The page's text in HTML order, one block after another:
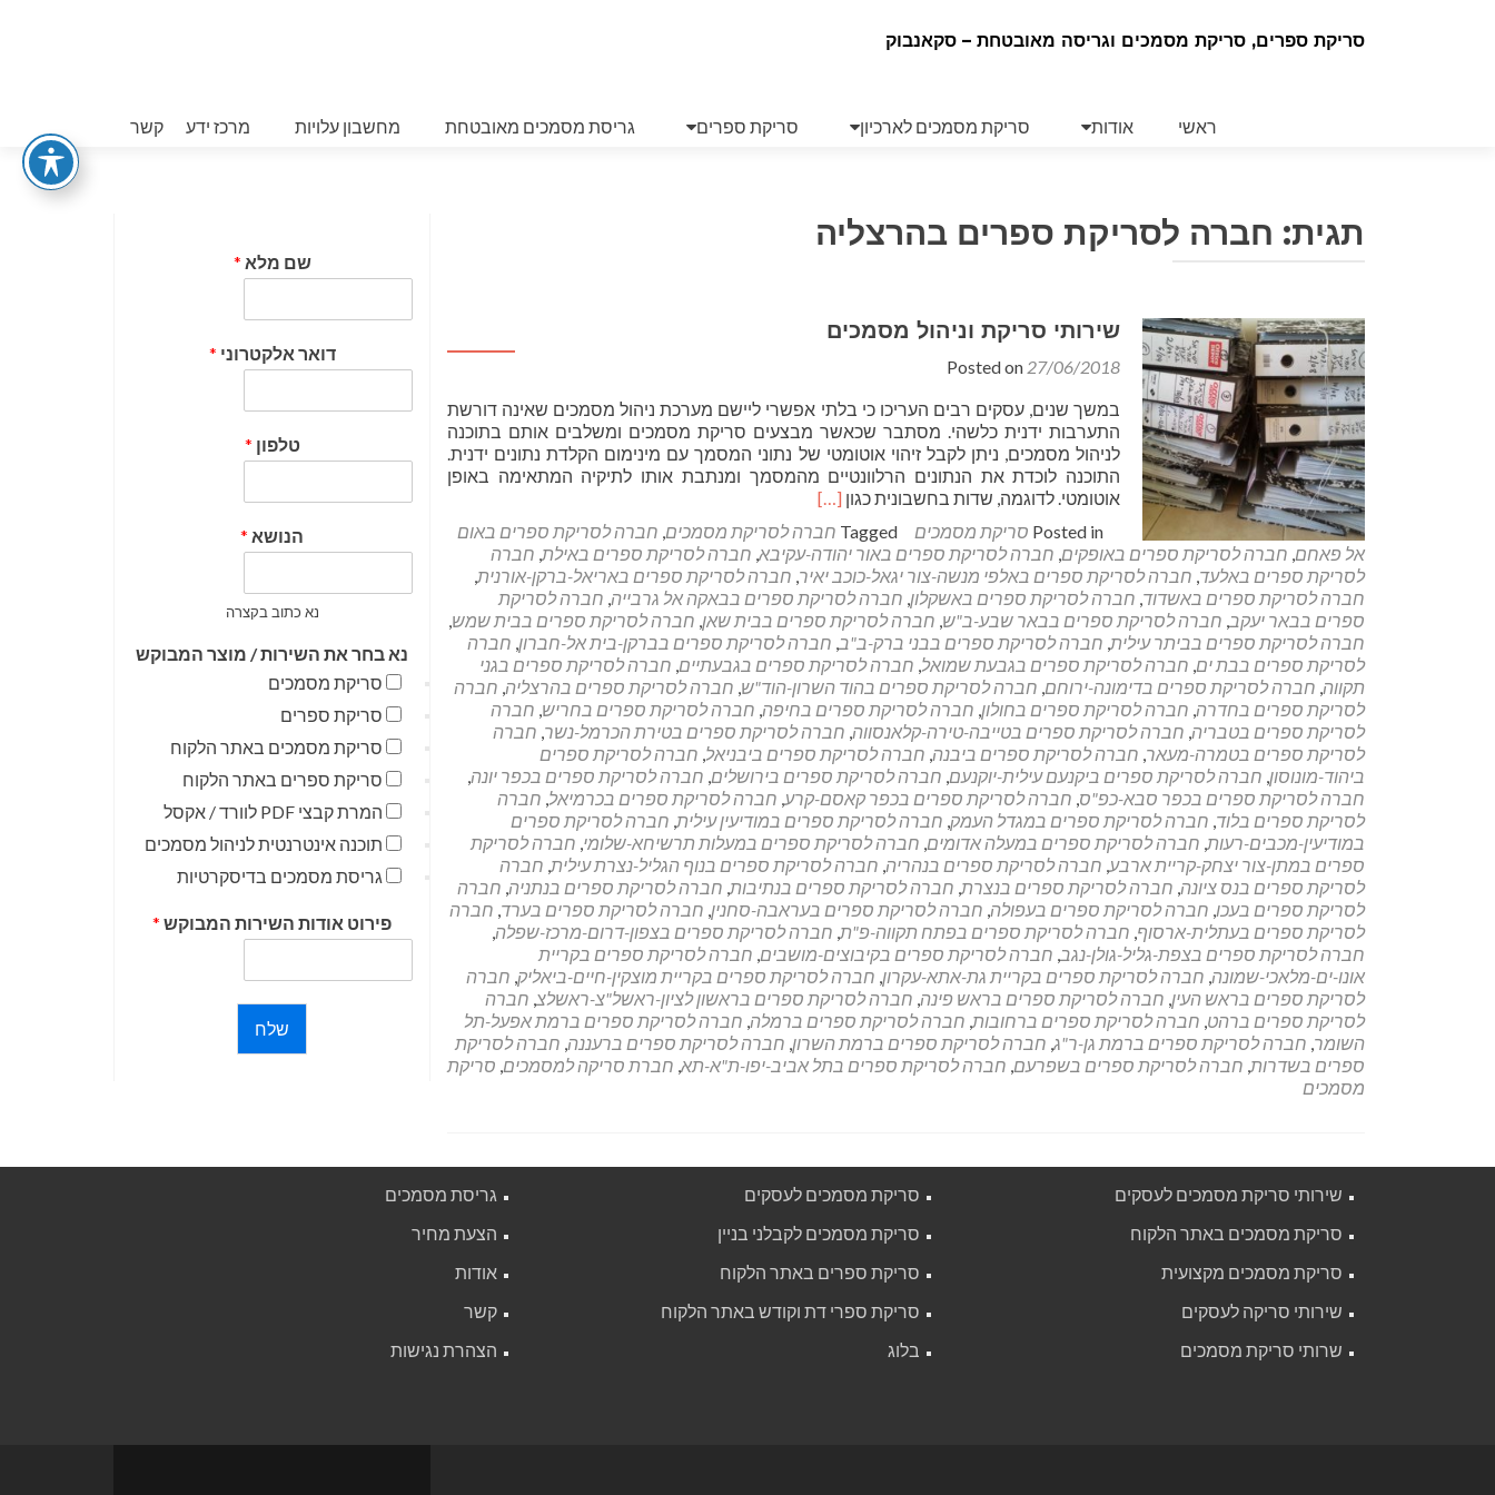
סריקת ספרים, סריקת מסמכים וגריסה מאובטחת – סקאנבוק
to
ראשי אודות סריקת מסמכים לארכיון סריקת ספרים גריסת מסמכים מאובטחת מחשבון עלויות מרכז ידע קשר
תגית: חברה לסריקת ספרים בהרצליה
שירותי סריקת וניהול מסמכים
Posted on 27/06/2018
במשך שנים, עסקים רבים העריכו כי בלתי אפשרי ליישם מערכת ניהול מסמכים שאינה דורשת
התערבות ידנית כלשהי. מסתבר שכאשר מבצעים סריקת מסמכים ומשלבים אותם בתוכנה
לניהול מסמכים, ניתן לקבל זיהוי אוטומטי של נתוני המסמך עם מינימום הקלדת נתונים ידנית.
התוכנה לוכדת את הנתונים הרלוונטיים מהמסמך ומנתבת אותו לתיקיה המתאימה באופן
אוטומטי. לדוגמה, שדות בחשבונית כגון Read
about
שירותי
סריקת
וניהול
מסמכים
[…]
Posted in סריקת מסמכים Tagged חברה לסריקת מסמכים, חברה לסריקת ספרים באום
אל פאחם, חברה לסריקת ספרים באופקים, חברה לסריקת ספרים באור יהודה-עקיבא, חברה לסריקת ספרים באילת, חברה
לסריקת ספרים באלעד, חברה לסריקת ספרים באלפי מנשה-צור יגאל-כוכב יאיר, חברה לסריקת ספרים באריאל-ברקן-אורנית,
חברה לסריקת ספרים באשדוד, חברה לסריקת ספרים באשקלון, חברה לסריקת ספרים בבאקה אל גרבייה, חברה לסריקת
ספרים בבאר יעקב, חברה לסריקת ספרים בבאר שבע-ב"ש, חברה לסריקת ספרים בבית שאן, חברה לסריקת ספרים בבית שמש,
חברה לסריקת ספרים בביתר עילית, חברה לסריקת ספרים בבני ברק-ב"ב, חברה לסריקת ספרים בברקן-בית אל-חברון, חברה
לסריקת ספרים בבת ים, חברה לסריקת ספרים בגבעת שמואל, חברה לסריקת ספרים בגבעתיים, חברה לסריקת ספרים בגני
תקווה, חברה לסריקת ספרים בדימונה-ירוחם, חברה לסריקת ספרים בהוד השרון-הוד"ש, חברה לסריקת ספרים בהרצליה, חברה
לסריקת ספרים בחדרה, חברה לסריקת ספרים בחולון, חברה לסריקת ספרים בחיפה, חברה לסריקת ספרים בחריש, חברה
לסריקת ספרים בטבריה, חברה לסריקת ספרים בטייבה-טירה-קלאנסווה, חברה לסריקת ספרים בטירת הכרמל-נשר, חברה
לסריקת ספרים בטמרה-מעאר, חברה לסריקת ספרים ביבנה, חברה לסריקת ספרים ביבניאל, חברה לסריקת ספרים
ביהוד-מונוסון, חברה לסריקת ספרים ביקנעם עילית-יוקנעם, חברה לסריקת ספרים בירושלים, חברה לסריקת ספרים בכפר יונה,
חברה לסריקת ספרים בכפר סבא-כפ"ס, חברה לסריקת ספרים בכפר קאסם-קרע, חברה לסריקת ספרים בכרמיאל, חברה
לסריקת ספרים בלוד, חברה לסריקת ספרים במגדל העמק, חברה לסריקת ספרים במודיעין עילית, חברה לסריקת ספרים
במודיעין-מכבים-רעות, חברה לסריקת ספרים במעלה אדומים, חברה לסריקת ספרים במעלות תרשיחא-שלומי, חברה לסריקת
ספרים במתן-צור יצחק-קריית ארבע, חברה לסריקת ספרים בנהריה, חברה לסריקת ספרים בנוף הגליל-נצרת עילית, חברה
לסריקת ספרים בנס ציונה, חברה לסריקת ספרים בנצרת, חברה לסריקת ספרים בנתיבות, חברה לסריקת ספרים בנתניה, חברה
לסריקת ספרים בעכו, חברה לסריקת ספרים בעפולה, חברה לסריקת ספרים בעראבה-סחנין, חברה לסריקת ספרים בערד, חברה
לסריקת ספרים בעתלית-ארסוף, חברה לסריקת ספרים בפתח תקווה-פ"ת, חברה לסריקת ספרים בצפון-דרום-מרכז-שפלה,
חברה לסריקת ספרים בצפת-גליל-גולן-נגב, חברה לסריקת ספרים בקיבוצים-מושבים, חברה לסריקת ספרים בקריית
אונו-ים-מלאכי-שמונה, חברה לסריקת ספרים בקריית גת-אתא-עקרון, חברה לסריקת ספרים בקריית מוצקין-חיים-ביאליק, חברה
לסריקת ספרים בראש העין, חברה לסריקת ספרים בראש פינה, חברה לסריקת ספרים בראשון לציון-ראשל"צ-ראשלצ, חברה
לסריקת ספרים ברהט, חברה לסריקת ספרים ברחובות, חברה לסריקת ספרים ברמלה, חברה לסריקת ספרים ברמת אפעל-תל
השומר, חברה לסריקת ספרים ברמת גן-ר"ג, חברה לסריקת ספרים ברמת השרון, חברה לסריקת ספרים ברעננה, חברה לסריקת
ספרים בשדרות, חברה לסריקת ספרים בשפרעם, חברה לסריקת ספרים בתל אביב-יפו-ת"א-תא, חברת סריקה למסמכים, סריקת
מסמכים
שם מלא *
דואר אלקטרוני *
טלפון *
הנושא *
נא כתוב בקצרה
נא בחר את השירות / מוצר המבוקש
סריקת מסמכים
סריקת ספרים
סריקת מסמכים באתר הלקוח
סריקת ספרים באתר הלקוח
המרת קבצי PDF לוורד / אקסל
תוכנה אינטרנטית לניהול מסמכים
גריסת מסמכים בדיסקרטיות
פירוט אודות השירות המבוקש *
שלח
שירותי סריקת מסמכים לעסקים
סריקת מסמכים באתר הלקוח
סריקת מסמכים מקצועית
שירותי סריקה לעסקים
שרותי סריקת מסמכים
סריקת מסמכים לעסקים
סריקת מסמכים לקבלני בניין
סריקת ספרים באתר הלקוח
סריקת ספרי דת וקודש באתר הלקוח
בלוג
גריסת מסמכים
הצעת מחיר
אודות
קשר
הצהרת נגישות